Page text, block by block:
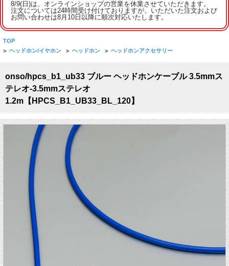
8/9(日)は、オンラインショップの営業を休業させていただきます。
注文については24時間受け付けておりますが、いただいた注文および
お問い合わせは8月10日以降に順次対応いたします。
TOP
> ヘッドホン/イヤホン > ヘッドホン > ヘッドホンアクセサリー
onso/hpcs_b1_ub33 ブルー ヘッドホンケーブル 3.5mmス
テレオ-3.5mmステレオ
1.2m【HPCS_B1_UB33_BL_120】